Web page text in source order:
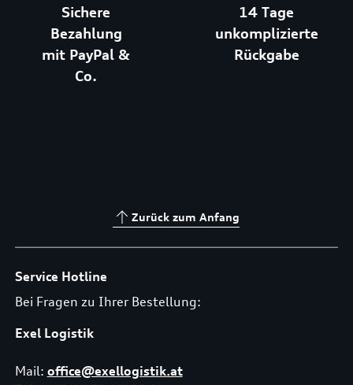
Sichere
Bezahlung
mit PayPal &
Co.
14 Tage
unkomplizierte
Rückgabe
Zurück zum Anfang
Service Hotline
Bei Fragen zu Ihrer Bestellung:
Exel Logistik
Mail: office@exellogistik.at